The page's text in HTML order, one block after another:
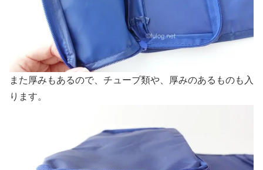
また厚みもあるので、チューブ類や、厚みのあるものも入
ります。